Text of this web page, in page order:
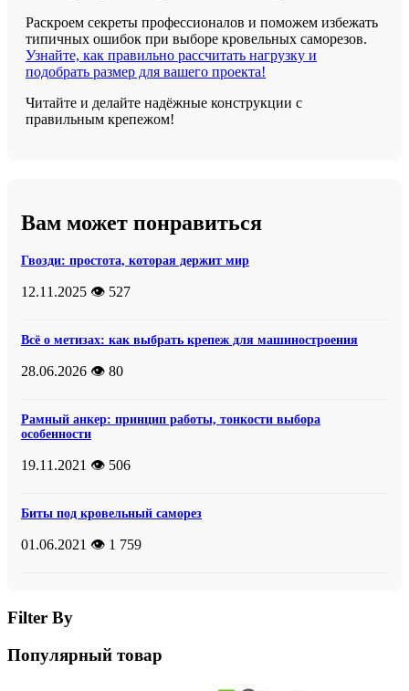
Раскроем секреты профессионалов и поможем избежать
типичных ошибок при выборе кровельных саморезов.
Узнайте, как правильно рассчитать нагрузку и
подобрать размер для вашего проекта!
Читайте и делайте надёжные конструкции с
правильным крепежом!
Вам может понравиться
Гвозди: простота, которая держит мир
12.11.2025 👁️ 527
Всё о метизах: как выбрать крепеж для машиностроения
28.06.2026 👁️ 80
Рамный анкер: принцип работы, тонкости выбора
особенности
19.11.2021 👁️ 506
Биты под кровельный саморез
01.06.2021 👁️ 1 759
Filter By
Популярный товар